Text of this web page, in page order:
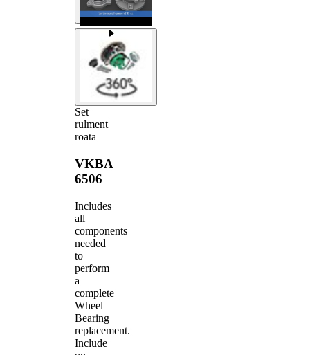
Set
rulment
roata
VKBA
6506
Includes
all
components
needed
to
perform
a
complete
Wheel
Bearing
replacement.
Include